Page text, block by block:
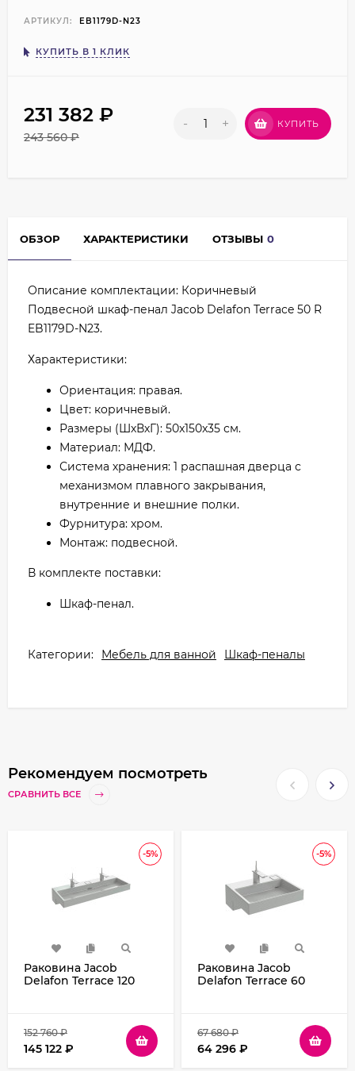
АРТИКУЛ: EB1179D-N23
КУПИТЬ В 1 КЛИК
231 382 ₽
243 560₽
- + КУПИТЬ
ОБЗОР ХАРАКТЕРИСТИКИ ОТЗЫВЫ 0
Описание комплектации: Коричневый
Подвесной шкаф-пенал Jacob Delafon Terrace 50 R
EB1179D-N23.
Характеристики:
Ориентация: правая.
Цвет: коричневый.
Размеры (ШхВхГ): 50x150x35 см.
Материал: МДФ.
Система хранения: 1 распашная дверца с
механизмом плавного закрывания,
внутренние и внешние полки.
Фурнитура: хром.
Монтаж: подвесной.
В комплекте поставки:
Шкаф-пенал.
Категории: Мебель для ванной Шкаф-пеналы
Рекомендуем посмотреть
СРАВНИТЬ ВСЕ
-5%
Раковина Jacob
Delafon Terrace 120
152 760₽
145 122 ₽
-5%
Раковина Jacob
Delafon Terrace 60
67 680₽
64 296 ₽